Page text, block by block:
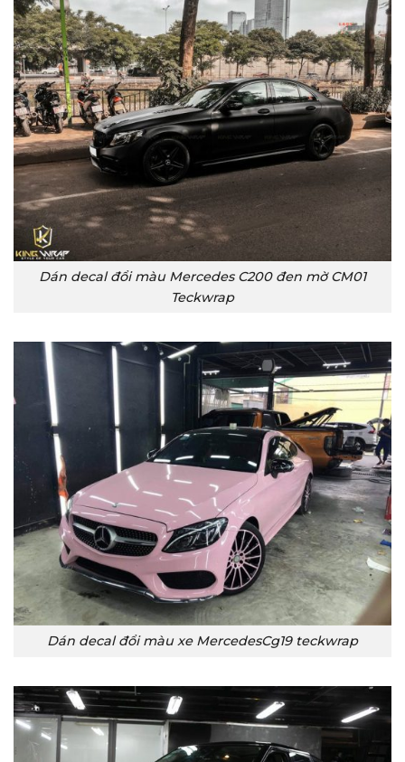
Dán decal đổi màu Mercedes C200 đen mờ CM01
Teckwrap
Dán decal đổi màu xe MercedesCg19 teckwrap